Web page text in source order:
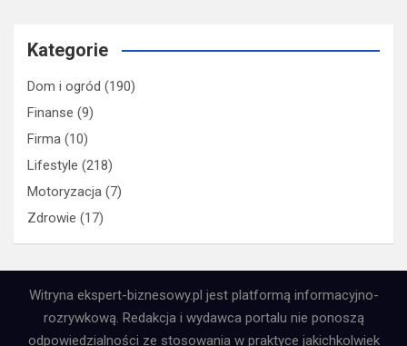
Kategorie
Dom i ogród (190)
Finanse (9)
Firma (10)
Lifestyle (218)
Motoryzacja (7)
Zdrowie (17)
Witryna ekspert-biznesowy.pl jest platformą informacyjno-
rozrywkową. Redakcja i wydawca portalu nie ponoszą
odpowiedzialności ze stosowania w praktyce jakichkolwiek